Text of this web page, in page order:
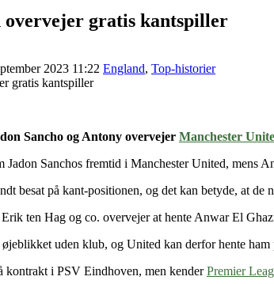
overvejer gratis kantspiller
2023 11:22 England, Top-historier
Sancho og Antony overvejer Manchester
Sanchos fremtid i Manchester United, mens
besat på kant-positionen, og det kan betyde, at de
ten Hag og co. overvejer at hente Anwar El
uden klub, og United kan derfor hente ham
kontrakt i PSV Eindhoven, men kenderPremier